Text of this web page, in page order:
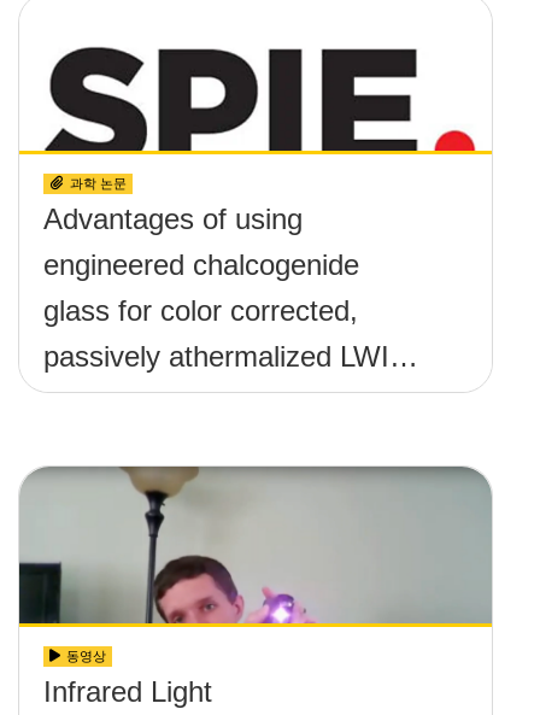
과학 논문
Advantages of using
engineered chalcogenide
glass for color corrected,
passively athermalized LWIR
imaging systems
동영상
Infrared Light